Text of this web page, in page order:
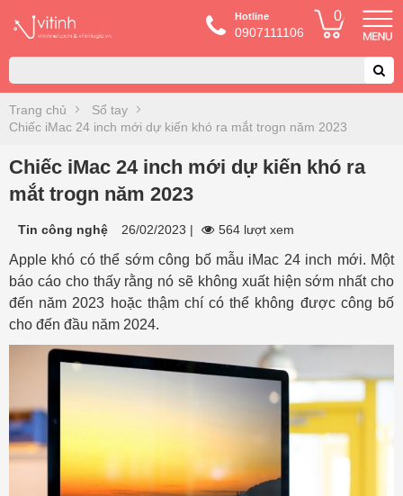
Hotline
0907111106
0
Trang chủ
Sổ tay
Chiếc iMac 24 inch mới dự kiến khó ra mắt trogn năm 2023
Chiếc iMac 24 inch mới dự kiến khó ra
mắt trogn năm 2023
Tin công nghệ 26/02/2023 | 564 lượt xem
Apple khó có thể sớm công bố mẫu iMac 24 inch mới. Một
báo cáo cho thấy rằng nó sẽ không xuất hiện sớm nhất cho
đến năm 2023 hoặc thậm chí có thể không được công bố
cho đến đầu năm 2024.